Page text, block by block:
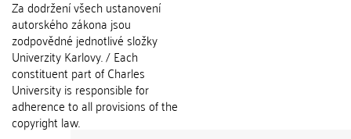
Za dodržení všech ustanovení
autorského zákona jsou
zodpovědné jednotlivé složky
Univerzity Karlovy. / Each
constituent part of Charles
University is responsible for
adherence to all provisions of the
copyright law.